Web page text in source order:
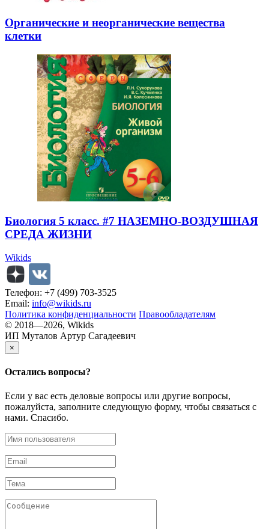
Органические и неорганические вещества
клетки
Биология 5 класс. #7 НАЗЕМНО-ВОЗДУШНАЯ
СРЕДА ЖИЗНИ
Wikids
Телефон: +7 (499) 703-3525
Email: info@wikids.ru
Политика конфиденциальности Правообладателям
© 2018—2026, Wikids
ИП Муталов Артур Сагадеевич
×
Остались вопросы?
Если у вас есть деловые вопросы или другие вопросы,
пожалуйста, заполните следующую форму, чтобы связаться с
нами. Спасибо.